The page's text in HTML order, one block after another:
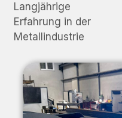
Langjährige
Erfahrung in der
Metallindustrie